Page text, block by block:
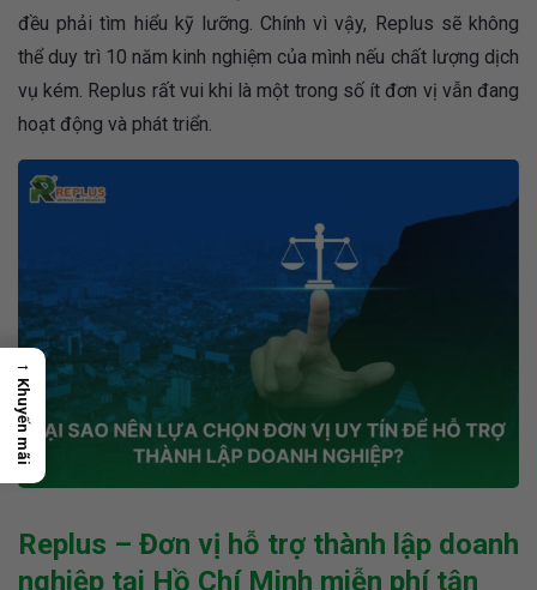
đều phải tìm hiểu kỹ lưỡng. Chính vì vậy, Replus sẽ không
thể duy trì 10 năm kinh nghiệm của mình nếu chất lượng dịch
vụ kém. Replus rất vui khi là một trong số ít đơn vị vẫn đang
hoạt động và phát triển.
Replus – Đơn vị hỗ trợ thành lập doanh
nghiệp tại Hồ Chí Minh miễn phí tận
→
Khuyến mãi